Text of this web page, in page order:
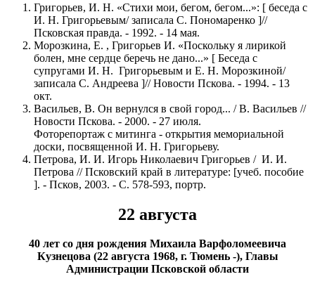
Григорьев, И. Н. «Стихи мои, бегом, бегом...»: [ беседа с
И. Н. Григорьевым/ записала С. Пономаренко ]//
Псковская правда. - 1992. - 14 мая.
Морозкина, Е. , Григорьев И. «Поскольку я лирикой
болен, мне сердце беречь не дано...» [ Беседа с
супругами И. Н. Григорьевым и Е. Н. Морозкиной/
записала С. Андреева ]// Новости Пскова. - 1994. - 13
окт.
Васильев, В. Он вернулся в свой город... / В. Васильев //
Новости Пскова. - 2000. - 27 июля.
Фоторепортаж с митинга - открытия мемориальной
доски, посвященной И. Н. Григорьеву.
Петрова, И. И. Игорь Николаевич Григорьев / И. И.
Петрова // Псковский край в литературе: [учеб. пособие
]. - Псков, 2003. - С. 578-593, портр.
22 августа
40 лет со дня рождения Михаила Варфоломеевича
Кузнецова (22 августа 1968, г. Тюмень -), Главы
Администрации Псковской области